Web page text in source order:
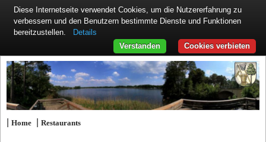
|Home |Restaurants
Diese Internetseite verwendet Cookies, um die Nutzererfahrung zu
verbessern und den Benutzern bestimmte Dienste und Funktionen
bereitzustellen.
Details
Cookies verbieten
Verstanden